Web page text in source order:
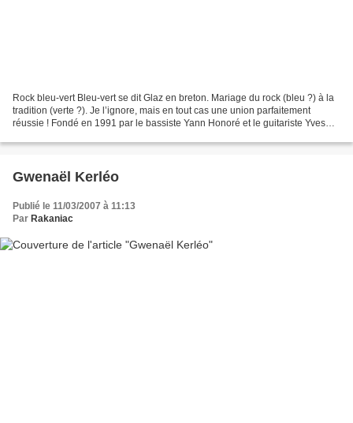
Rock bleu-vert Bleu-vert se dit Glaz en breton. Mariage du rock (bleu ?) à la
tradition (verte ?). Je l’ignore, mais en tout cas une union parfaitement
réussie ! Fondé en 1991 par le bassiste Yann Honoré et le guitariste Yves
Gwenaël Kerléo
Publié le 11/03/2007 à 11:13
Par Rakaniac